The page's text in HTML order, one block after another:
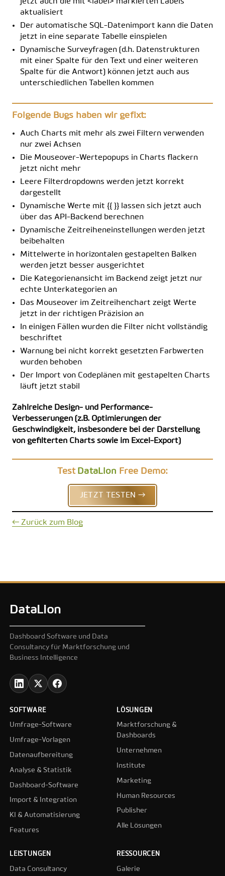
aktualisiert
Der automatische SQL-Datenimport kann die Daten
jetzt in eine separate Tabelle einspielen
Dynamische Surveyfragen (d.h. Datenstrukturen
mit einer Spalte für den Text und einer weiteren
Spalte für die Antwort) können jetzt auch aus
unterschiedlichen Tabellen kommen
Folgende Bugs haben wir gefixt:
Auch Charts mit mehr als zwei Filtern verwenden
nur zwei Achsen
Die Mouseover-Wertepopups in Charts flackern
jetzt nicht mehr
Leere Filterdropdowns werden jetzt korrekt
dargestellt
Dynamische Werte mit {{ }} lassen sich jetzt auch
über das API-Backend berechnen
Dynamische Zeitreiheneinstellungen werden jetzt
beibehalten
Mittelwerte in horizontalen gestapelten Balken
werden jetzt besser ausgerichtet
Die Kategorienansicht im Backend zeigt jetzt nur
echte Unterkategorien an
Das Mouseover im Zeitreihenchart zeigt Werte
jetzt in der richtigen Präzision an
In einigen Fällen wurden die Filter nicht vollständig
beschriftet
Warnung bei nicht korrekt gesetzten Farbwerten
wurden behoben
Der Import von Codeplänen mit gestapelten Charts
läuft jetzt stabil
Zahlreiche Design- und Performance-
Verbesserungen (z.B. Optimierungen der
Geschwindigkeit, insbesondere bei der Darstellung
von gefilterten Charts sowie im Excel-Export)
Test DataLion Free Demo:
JETZT TESTEN →
← Zurück zum Blog
DataLion
Dashboard Software und Data
Consultancy für Marktforschung und
Business Intelligence
SOFTWARE
Umfrage-Software
Umfrage-Vorlagen
Datenaufbereitung
Analyse & Statistik
Dashboard-Software
Import & Integration
KI & Automatisierung
Features
LÖSUNGEN
Marktforschung &
Dashboards
Unternehmen
Institute
Marketing
Human Resources
Publisher
Alle Lösungen
LEISTUNGEN
Data Consultancy
RESSOURCEN
Galerie